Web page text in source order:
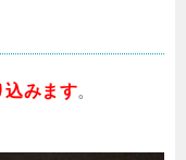
込みます。